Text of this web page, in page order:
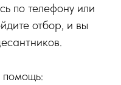
по телефону или
отбор, и вы
помощь: